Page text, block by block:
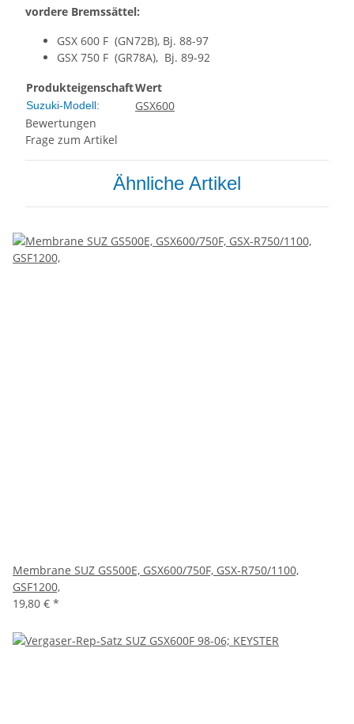
vordere Bremssättel:
GSX 600 F (GN72B), Bj. 88-97
GSX 750 F (GR78A), Bj. 89-92
ProdukteigenschaftWert
Suzuki-Modell:
GSX600
Bewertungen
Frage zum Artikel
Ähnliche Artikel
Membrane SUZ GS500E, GSX600/750F, GSX-R750/1100,
GSF1200,
19,80 € *